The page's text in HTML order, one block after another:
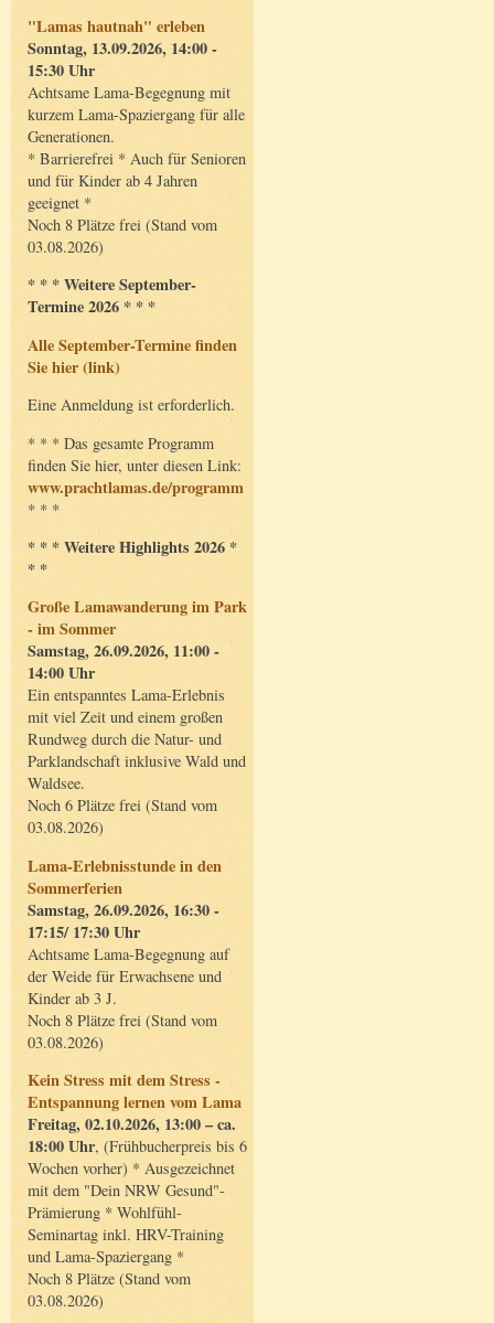
"Lamas hautnah" erleben
Sonntag, 13.09.2026, 14:00 -
15:30 Uhr
Achtsame Lama-Begegnung mit
kurzem Lama-Spaziergang für alle
Generationen.
* Barrierefrei * Auch für Senioren
und für Kinder ab 4 Jahren
geeignet *
Noch 8 Plätze frei (Stand vom
03.08.2026)
* * * Weitere September-
Termine 2026 * * *
Alle September-Termine finden
Sie hier (link)
Eine Anmeldung ist erforderlich.
* * * Das gesamte Programm
finden Sie hier, unter diesen Link:
www.prachtlamas.de/programm
* * *
* * * Weitere Highlights 2026 *
* *
Große Lamawanderung im Park
- im Sommer
Samstag, 26.09.2026, 11:00 -
14:00 Uhr
Ein entspanntes Lama-Erlebnis
mit viel Zeit und einem großen
Rundweg durch die Natur- und
Parklandschaft inklusive Wald und
Waldsee.
Noch 6 Plätze frei (Stand vom
03.08.2026)
Lama-Erlebnisstunde in den
Sommerferien
Samstag, 26.09.2026, 16:30 -
17:15/ 17:30 Uhr
Achtsame Lama-Begegnung auf
der Weide für Erwachsene und
Kinder ab 3 J.
Noch 8 Plätze frei (Stand vom
03.08.2026)
Kein Stress mit dem Stress -
Entspannung lernen vom Lama
Freitag, 02.10.2026, 13:00 – ca.
18:00 Uhr, (Frühbucherpreis bis 6
Wochen vorher) * Ausgezeichnet
mit dem "Dein NRW Gesund"-
Prämierung * Wohlfühl-
Seminartag inkl. HRV-Training
und Lama-Spaziergang *
Noch 8 Plätze (Stand vom
03.08.2026)